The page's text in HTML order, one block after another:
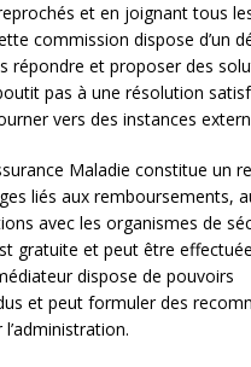
et en joignant tous
commission dispose d’un
répondre et proposer des
pas à une résolution
vers des instances
Maladie constitue un
liés aux remboursements,
avec les organismes de
gratuite et peut être
dispose de pouvoirs
et peut formuler des